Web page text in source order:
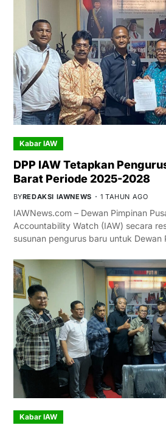
Kabar IAW
DPP IAW Tetapkan
Barat Periode 2025-2028
BYREDAKSI IAWNEWS 1 TAHUN AGO
IAWNews.com – Dewan Pimpinan
Accountability Watch (IAW) secara
susunan pengurus baru untuk
Kabar IAW